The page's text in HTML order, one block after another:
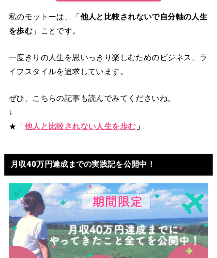
私のモットーは、「他人と比較されないで自分軸の人生
を歩む 」ことです。
一度きりの人生を思いっきり楽しむためのビジネス、ラ
イフスタイルを追求しています。
ぜひ、こちらの記事も読んでみてくださいね。
↓
★「 他人と比較されない人生を歩む 」
月収40万円達成までの実践記を公開中！